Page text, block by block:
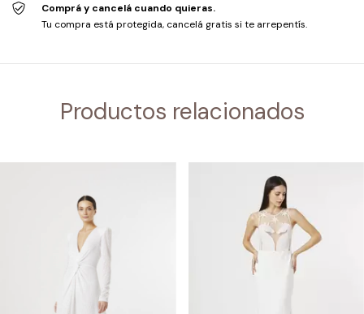
Comprá y cancelá cuando quieras.
Tu compra está protegida, cancelá gratis si te arrepentís.
Productos relacionados